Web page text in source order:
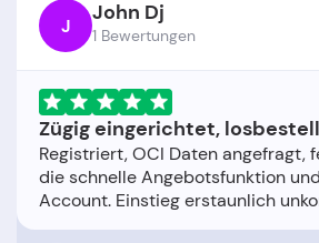
J John Dj
1 Bewertungen
Zügig eingerichtet,
Registriert, OCI Daten angefragt,
die schnelle Angebotsfunktion